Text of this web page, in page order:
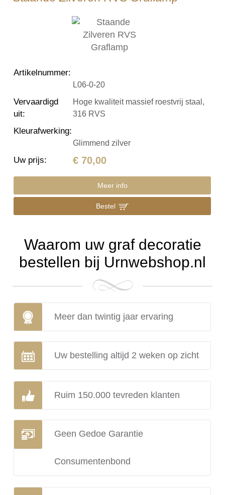
Artikelnummer:
L06-0-20
Vervaardigd
uit:
Hoge kwaliteit massief roestvrij staal,
316 RVS
Kleurafwerking:
Glimmend zilver
Uw prijs: € 70,00
Meer info
Bestel
Waarom uw graf decoratie
bestellen bij Urnwebshop.nl
Meer dan twintig jaar ervaring
Uw bestelling altijd 2 weken op zicht
Ruim 150.000 tevreden klanten
Geen Gedoe Garantie
Consumentenbond